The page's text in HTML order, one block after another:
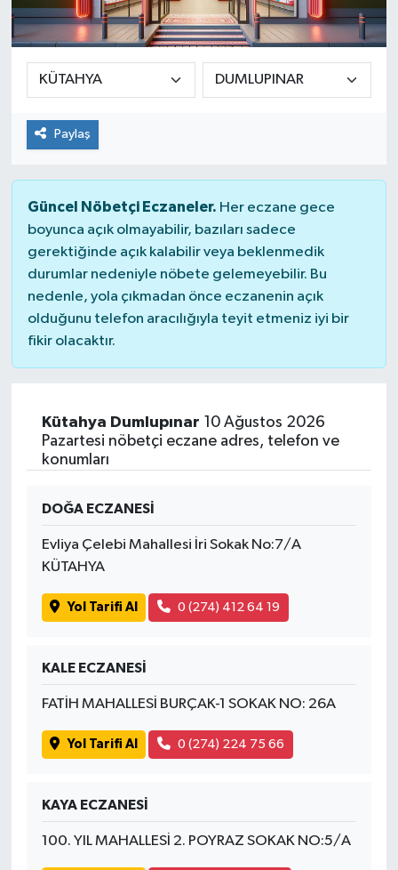
Paylaş
Güncel Nöbetçi Eczaneler. Her eczane gece
boyunca açık olmayabilir, bazıları sadece
gerektiğinde açık kalabilir veya beklenmedik
durumlar nedeniyle nöbete gelemeyebilir. Bu
nedenle, yola çıkmadan önce eczanenin açık
olduğunu telefon aracılığıyla teyit etmeniz iyi bir
fikir olacaktır.
Kütahya Dumlupınar 10 Ağustos 2026
Pazartesi nöbetçi eczane adres, telefon ve
konumları
DOĞA ECZANESİ
Evliya Çelebi Mahallesi İri Sokak No:7/A
KÜTAHYA
Yol Tarifi Al 0 (274) 412 64 19
KALE ECZANESİ
FATİH MAHALLESİ BURÇAK-1 SOKAK NO: 26A
Yol Tarifi Al 0 (274) 224 75 66
KAYA ECZANESİ
100. YIL MAHALLESİ 2. POYRAZ SOKAK NO:5/A